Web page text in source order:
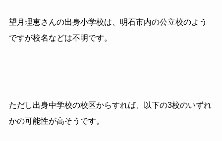
望月理恵さんの出身小学校は、明石市内の公立校のよう
ですが校名などは不明です。
ただし出身中学校の校区からすれば、以下の3校のいずれ
かの可能性が高そうです。